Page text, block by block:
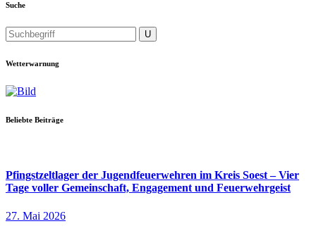
Suche
Wetterwarnung
Beliebte Beiträge
Pfingstzeltlager der Jugendfeuerwehren im Kreis Soest – Vier
Tage voller Gemeinschaft, Engagement und Feuerwehrgeist
27. Mai 2026